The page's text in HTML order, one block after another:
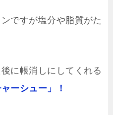
ですが塩分や脂質がた
に帳消しにしてくれる
ーシュー」！